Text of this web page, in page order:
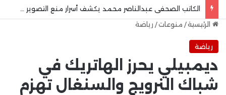
الرئيسية/ منوعات/ رياضة
رياضة
ديمبيلي يحرز الهاتريك في
شباك النرويج والسنغال تهزم